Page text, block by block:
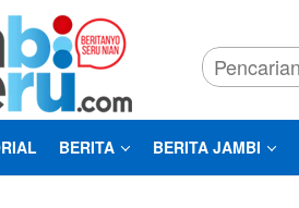
BERITA BERITA JAMBI